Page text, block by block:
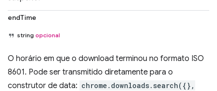
endTime
string opcional
O horário em que o download terminou no formato ISO
8601. Pode ser transmitido diretamente para o
construtor de data: chrome.downloads.search({},